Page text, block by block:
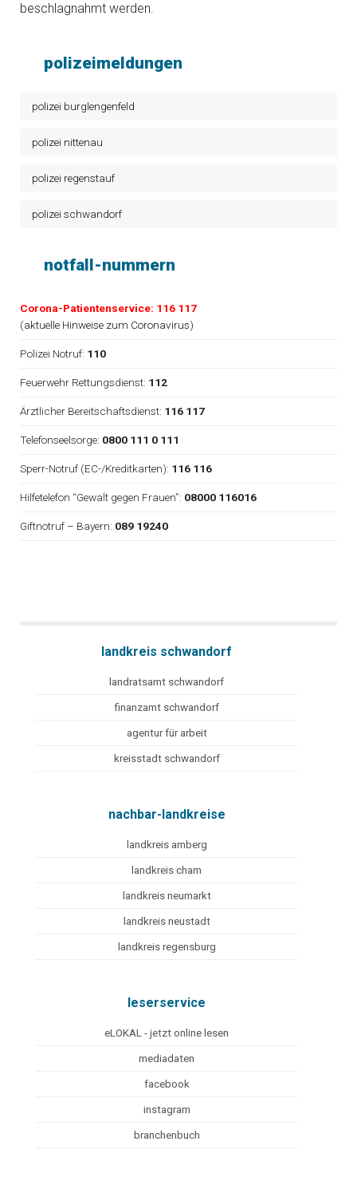
beschlagnahmt werden.
polizeimeldungen
polizei burglengenfeld
polizei nittenau
polizei regenstauf
polizei schwandorf
notfall-nummern
Corona-Patientenservice: 116 117
(aktuelle Hinweise zum Coronavirus)
Polizei Notruf: 110
Feuerwehr Rettungsdienst: 112
Ärztlicher Bereitschaftsdienst: 116 117
Telefonseelsorge: 0800 111 0 111
Sperr-Notruf (EC-/Kreditkarten): 116 116
Hilfetelefon “Gewalt gegen Frauen”: 08000 116016
Giftnotruf – Bayern: 089 19240
landkreis schwandorf
landratsamt schwandorf
finanzamt schwandorf
agentur für arbeit
kreisstadt schwandorf
nachbar-landkreise
landkreis amberg
landkreis cham
landkreis neumarkt
landkreis neustadt
landkreis regensburg
leserservice
eLOKAL - jetzt online lesen
mediadaten
facebook
instagram
branchenbuch